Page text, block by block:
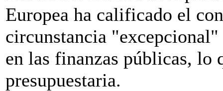
Europea ha calificado el
circunstancia
en las finanzas públicas,
presupuestaria.